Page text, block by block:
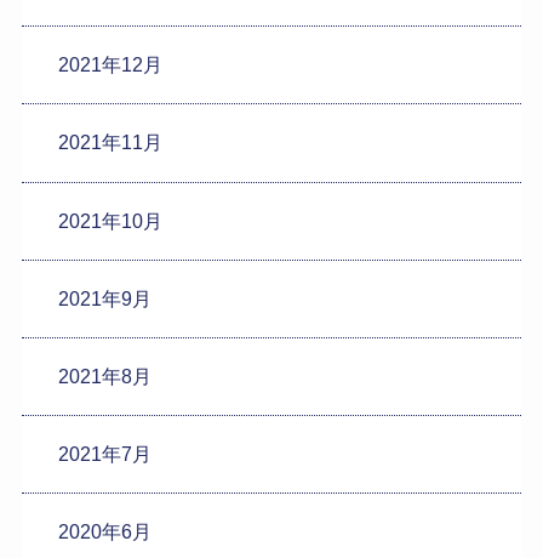
2021年12月
2021年11月
2021年10月
2021年9月
2021年8月
2021年7月
2020年6月